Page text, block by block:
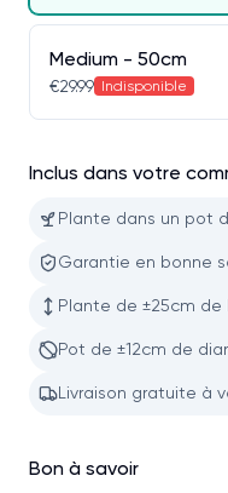
Medium - 50cm
€29.99 Indisponible
Inclus dans votre
Plante dans un pot
Garantie en bonne
Plante de ±25cm
Pot de ±12cm de
Livraison gratuite à
Bon à savoir